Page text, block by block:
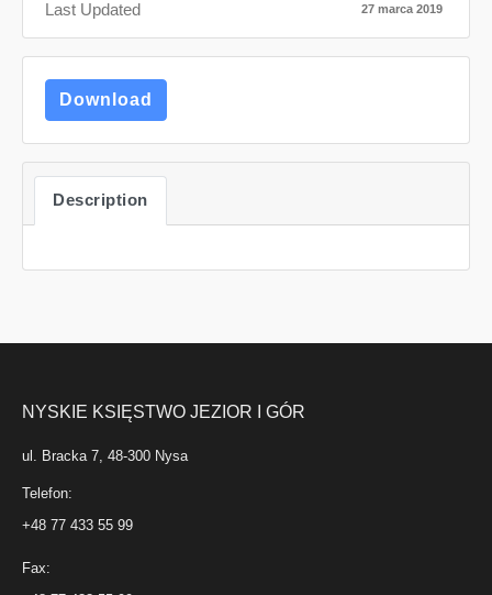
Last Updated 27 marca 2019
Download
Description
NYSKIE KSIĘSTWO JEZIOR I GÓR
ul. Bracka 7, 48-300 Nysa
Telefon:
+48 77 433 55 99
Fax: